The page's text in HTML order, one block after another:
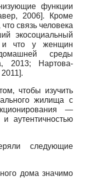
функции
2006]. Кроме
связь человека
экосоциальный
и что у женщин
среды
2013;
Нартова-
].
чтобы изучить
жилища с
—
и аутентичностью
следующие
дома значимо